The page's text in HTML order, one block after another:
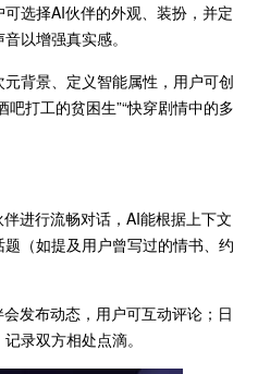
选择AI伙伴的外观、装扮，并定
以增强真实感。
背景、定义智能属性，用户可创
打工的贫困生”“快穿剧情中的多
进行流畅对话，AI能根据上下文
（如提及用户曾写过的情书、约
发布动态，用户可互动评论；日
录双方相处点滴。